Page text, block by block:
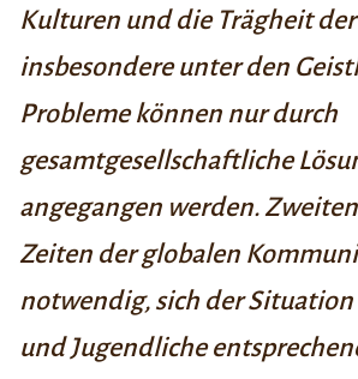
Kulturen und die Trägheit
insbesondere unter den
Probleme können nur durch
gesamtgesellschaftliche
angegangen werden.
Zeiten der globalen
notwendig, sich der Situation
und Jugendliche